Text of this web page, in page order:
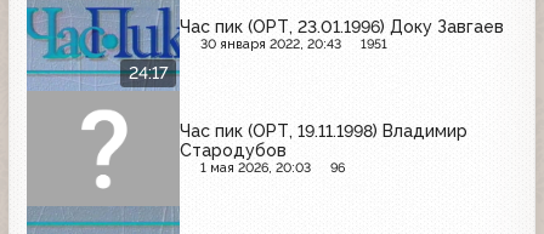
24:17
Час пик (ОРТ, 23.01.1996) Доку Завгаев
30 января 2022, 20:43 1951
Час пик (ОРТ, 19.11.1998) Владимир
Стародубов
1 мая 2026, 20:03 96